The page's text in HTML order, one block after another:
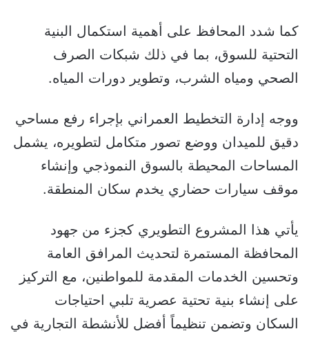
كما شدد المحافظ على أهمية استكمال البنية
التحتية للسوق، بما في ذلك شبكات الصرف
الصحي ومياه الشرب، وتطوير دورات المياه.
ووجه إدارة التخطيط العمراني بإجراء رفع مساحي
دقيق للميدان ووضع تصور متكامل لتطويره، يشمل
المساحات المحيطة بالسوق النموذجي وإنشاء
موقف سيارات حضاري يخدم سكان المنطقة.
يأتي هذا المشروع التطويري كجزء من جهود
المحافظة المستمرة لتحديث المرافق العامة
وتحسين الخدمات المقدمة للمواطنين، مع التركيز
على إنشاء بنية تحتية عصرية تلبي احتياجات
السكان وتضمن تنظيماً أفضل للأنشطة التجارية في